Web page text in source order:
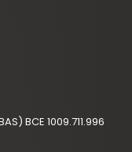
BCE 1009.711.996